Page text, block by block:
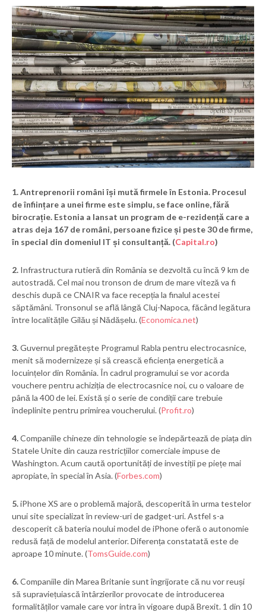
1.Antreprenorii români își mută firmele în Estonia. Procesul
de înființare a unei firme este simplu, se face online, fără
birocrație. Estonia a lansat un program de e-rezidență care a
atras deja 167 de români, persoane fizice și peste 30 de firme,
în special din domeniul IT și consultanță. (Capital.ro)
2. Infrastructura rutieră din România se dezvoltă cu încă 9 km de
autostradă. Cel mai nou tronson de drum de mare viteză va fi
deschis după ce CNAIR va face recepția la finalul acestei
săptămâni. Tronsonul se află lângă Cluj-Napoca, făcând legătura
între localitățile Gilău și Nădășelu. (Economica.net)
3.Guvernul pregătește Programul Rabla pentru electrocasnice,
menit să modernizeze și să crească eficiența energetică a
locuințelor din România. În cadrul programului se vor acorda
vouchere pentru achiziția de electrocasnice noi, cu o valoare de
până la 400 de lei. Există și o serie de condiții care trebuie
îndeplinite pentru primirea voucherului. (Profit.ro)
4.Companiile chineze din tehnologie se îndepărtează de piața din
Statele Unite din cauza restricțiilor comerciale impuse de
Washington. Acum caută oportunități de investiții pe piețe mai
apropiate, în special în Asia. (Forbes.com)
5.iPhone XS are o problemă majoră, descoperită în urma testelor
unui site specializat în review-uri de gadget-uri. Astfel s-a
descoperit că bateria noului model de iPhone oferă o autonomie
redusă față de modelul anterior. Diferența constatată este de
aproape 10 minute. (TomsGuide.com)
6.Companiile din Marea Britanie sunt îngrijorate că nu vor reuși
să supraviețuiască întârzierilor provocate de introducerea
formalităților vamale care vor intra în vigoare după Brexit. 1 din 10